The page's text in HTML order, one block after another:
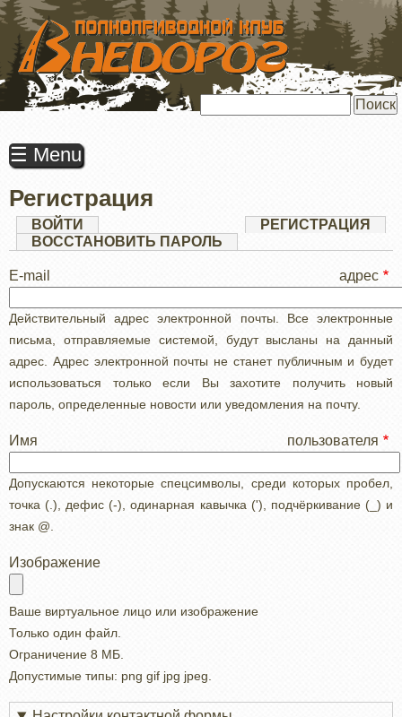
ПЕРЕЙТИ
ОСНОВНОМУ
СОДЕРЖАНИЮ
☰ Menu
Регистрация
Главные
вкладки
ВОЙТИ РЕГИСТРАЦИЯ
ВОССТАНОВИТЬ ПАРОЛЬ
E-mail адрес
Действительный адрес электронной почты. Все электронные
письма, отправляемые системой, будут высланы на данный
адрес. Адрес электронной почты не станет публичным и будет
использоваться только если Вы захотите получить новый
пароль, определенные новости или уведомления на почту.
Имя пользователя
Допускаются некоторые спецсимволы, среди которых пробел,
точка (.), дефис (-), одинарная кавычка ('), подчёркивание (_) и
знак @.
Изображение
Ваше виртуальное лицо или изображение
Только один файл.
Ограничение 8 МБ.
Допустимые типы: png gif jpg jpeg.